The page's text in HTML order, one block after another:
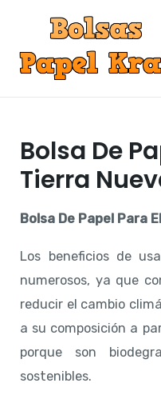
contenido
Bolsa De
Tierra
Bolsa De Papel Para
Los beneficios de
numerosos, ya que
reducir el cambio
a su composición a
porque son
sostenibles.